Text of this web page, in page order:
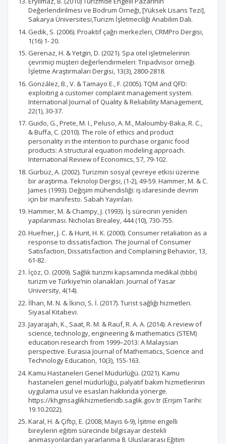
Değerlendirilmesi ve Bodrum Örneği, [Yüksek Lisans Tezi],
Sakarya Üniversitesi,Turizm İşletmeciliği Anabilim Dalı.
Gedik, S. (2006). Proaktif çağrı merkezleri, CRMPro Dergisi,
1(16) 1- 20.
Gerenaz, H. & Yetgin, D. (2021). Spa otel işletmelerinin
çevrimiçi müşteri değerlendirmeleri: Tripadvisor örneği.
İşletme Araştırmaları Dergisi, 13(3), 2800-2818.
González, B., V. & Tamayo E., F. (2005). TQM and QFD:
exploiting a customer complaint management system.
International Journal of Quality & Reliability Management,
22(1), 30-37.
Guido, G., Prete, M. I., Peluso, A. M., Maloumby-Baka, R. C.,
& Buffa, C. (2010). The role of ethics and product
personality in the intention to purchase organic food
products: A structural equation modeling approach.
International Review of Economics, 57, 79-102.
Gürbüz, A. (2002). Turizmin sosyal çevreye etkisi üzerine
bir araştırma. Teknoloji Dergisi, (1-2), 49-59. Hammer, M. & C.
James (1993). Değişim mühendisliği: iş idaresinde devrim
için bir manifesto. Sabah Yayınları.
Hammer, M. & Champy, J. (1993). İş sürecinin yeniden
yapılanması. Nicholas Brealey, 444 (10), 730-755.
Huefner, J. C. & Hunt, H. K. (2000). Consumer retaliation as a
response to dissatisfaction. The Journal of Consumer
Satisfaction, Dissatisfaction and Complaining Behavior, 13,
61-82.
İçöz, O. (2009). Sağlık turizmi kapsamında medikal (tıbbi)
turizm ve Türkiye’nin olanakları. Journal of Yasar
University, 4(14).
İlhan, M. N. & İkinci, S. İ. (2017). Turist sağlığı hizmetleri.
Siyasal Kitabevi.
Jayarajah, K., Saat, R. M. & Rauf, R. A. A. (2014). A review of
science, technology, engineering & mathematics (STEM)
education research from 1999–2013: A Malaysian
perspective. Eurasia Journal of Mathematics, Science and
Technology Education, 10(3), 155-163.
Kamu Hastaneleri Genel Müdürlüğü. (2021). Kamu
hastaneleri genel müdürlüğü, palyatif bakım hizmetlerinin
uygulama usul ve esasları hakkında yönerge.
https://khgmsaglikhizmetleridb.saglik.gov.tr (Erişim Tarihi:
19.10.2022).
Karal, H. & Çiftçi, E. (2008, Mayıs 6-9), İşitme engelli
bireylerin eğitim sürecinde bilgisayar destekli
animasyonlardan yararlanma 8. Uluslararası Eğitim